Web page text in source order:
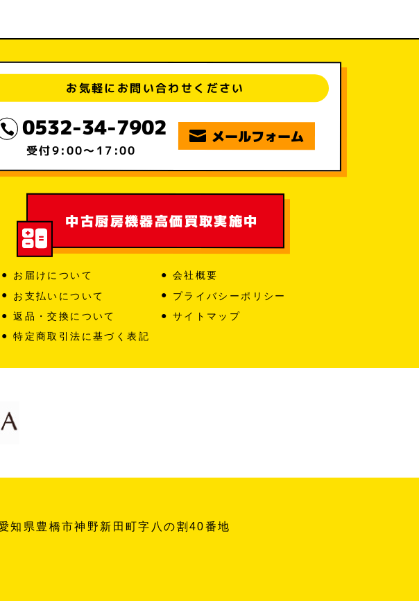
お気軽にお問い合わせください
0532-34-7902
受付9:00～17:00
メールフォーム
中古厨房機器高価買取実施中
お届けについて
お支払いについて
返品・交換について
特定商取引法に基づく表記
会社概要
プライバシーポリシー
サイトマップ
知県豊橋市神野新田町字八の割40番地